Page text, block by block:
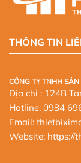
THÔNG TIN
CÔNG TY TNHH
Địa chỉ : 124B
Hotline: 0984
Email:
Website: https://